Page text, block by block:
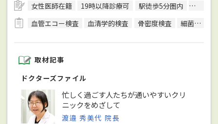
女性医師在籍 19時以降診療可 駅徒歩5分圏内
エレベ
血管エコー検査
血清学的検査 骨密度検査 細菌検査
取材記事
ドクターズファイル
忙しく過ごす人たちが通いやすいクリ
ニックをめざして
渡邉 秀美代 院長